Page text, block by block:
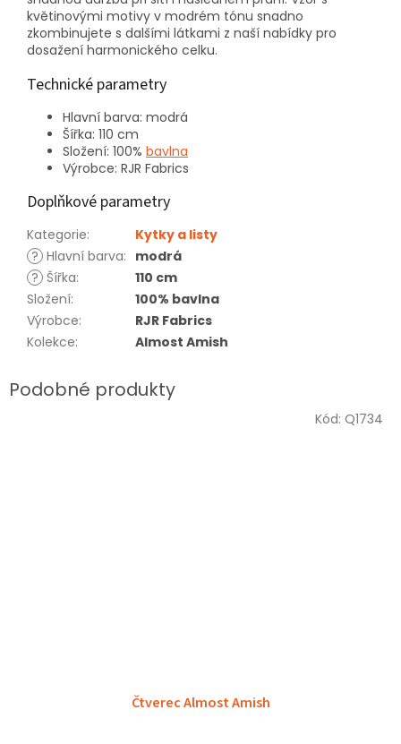
květinovými motivy v modrém tónu snadno
zkombinujete s dalšími látkami z naší nabídky pro
dosažení harmonického celku.
Technické parametry
Hlavní barva: modrá
Šířka: 110 cm
Složení: 100% bavlna
Výrobce: RJR Fabrics
Doplňkové parametry
Kategorie:
Kytky a listy
? Hlavní barva: modrá
? Šířka:
110 cm
Složení:
100% bavlna
Výrobce:
RJR Fabrics
Kolekce: Almost Amish
Čtverec Almost Amish
Kód: Q1734